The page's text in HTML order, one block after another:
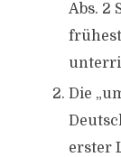
Abs. 2
Die
erster